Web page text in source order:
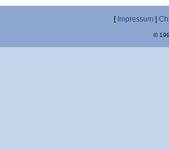
[ Impressum
©